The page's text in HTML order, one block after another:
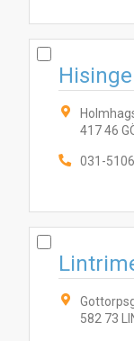
417 46
031-
582 73